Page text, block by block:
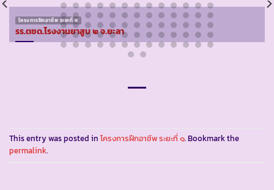
โครงการฝึกอาชีพ ระยะที่ ๑
รร.ตชด.โรงงานยาสูบ ๒ จ.ยะลา
This entry was posted in โครงการฝึกอาชีพ ระยะที่ ๑. Bookmark the
permalink.